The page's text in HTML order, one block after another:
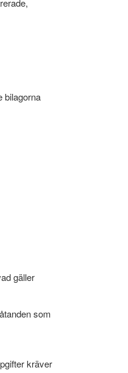
bilagorna
gäller
som
kräver